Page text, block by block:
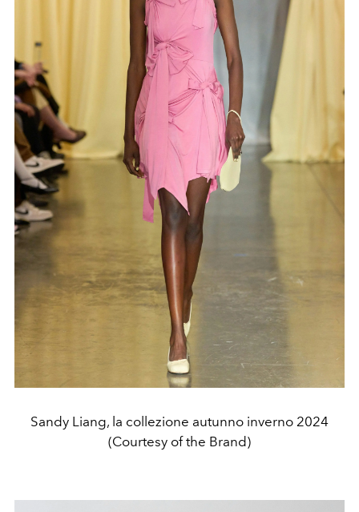
Sandy Liang, la collezione autunno inverno 2024
(Courtesy of the Brand)